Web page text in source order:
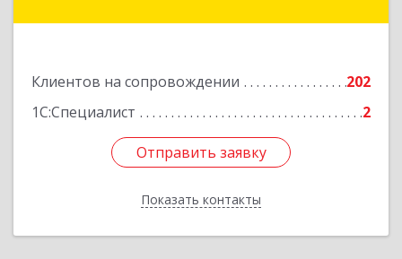
Клиентов на сопровождении
202
1С:Специалист
2
Отправить заявку
Показать контакты
Отправить заявку
Назад